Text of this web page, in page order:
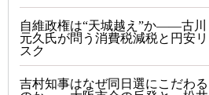
自維政権は“天城越え”か――古川
元久氏が問う消費税減税と円安リ
スク
吉村知事はなぜ同日選にこだわる